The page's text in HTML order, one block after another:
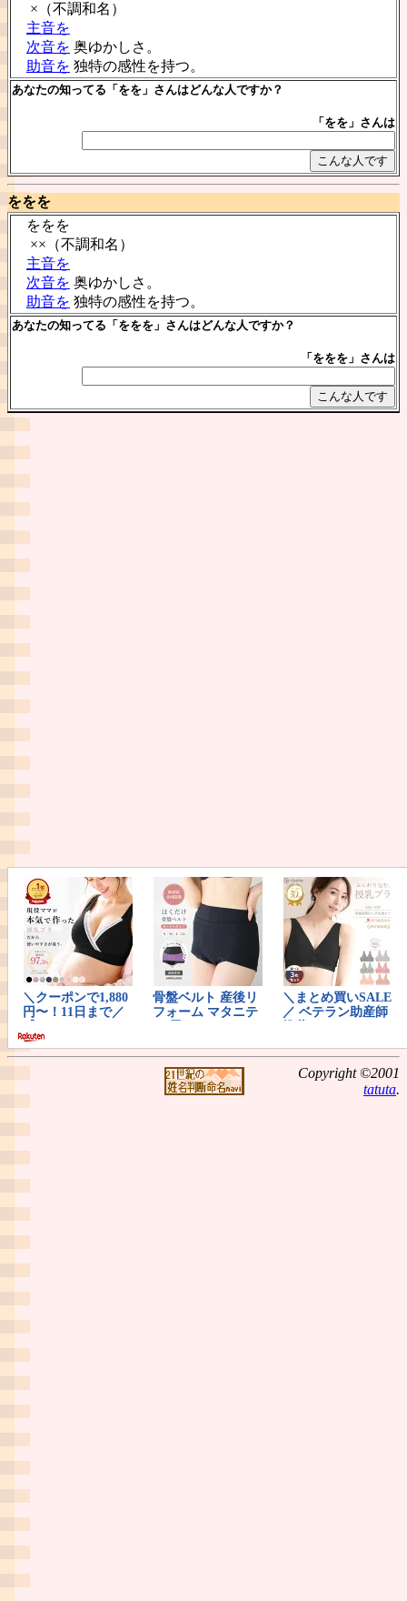
×（不調和名）
主音を
次音を 奥ゆかしさ。
助音を 独特の感性を持つ。
あなたの知ってる「をを」さんはどんな人ですか？
「をを」さんは
ををを
ををを
××（不調和名）
主音を
次音を 奥ゆかしさ。
助音を 独特の感性を持つ。
あなたの知ってる「ををを」さんはどんな人ですか？
「ををを」さんは
Copyright ©2001
tatuta.